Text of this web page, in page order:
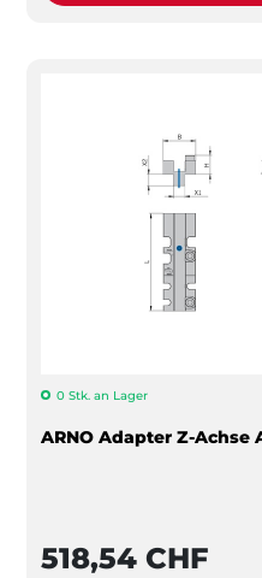
0 Stk. an Lager
ARNO Adapter Z-Achse
518,54 CHF